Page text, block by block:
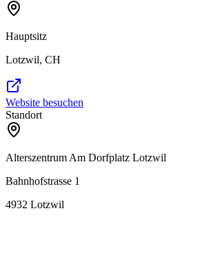
Hauptsitz
Lotzwil, CH
Website besuchen
Standort
Alterszentrum Am Dorfplatz Lotzwil
Bahnhofstrasse 1
4932 Lotzwil